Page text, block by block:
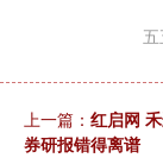
上一篇： 红启网
券研报错得离谱